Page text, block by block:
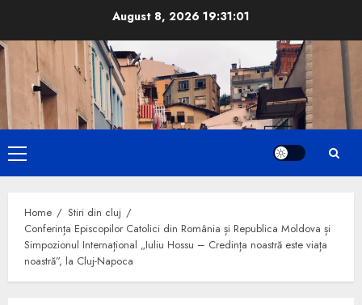
content
August 8, 2026 19:31:02
Primary
Menu
Home
Stiri din cluj
Conferința Episcopilor Catolici din România și Republica Moldova și
Simpozionul Internațional „Iuliu Hossu – Credința noastră este viața
noastră”, la Cluj-Napoca